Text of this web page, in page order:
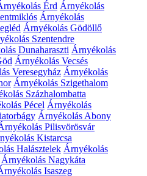
Érd Árnyékolás
Árnyékolás
Árnyékolás Gödöllő
Szentendre
Dunaharaszti Árnyékolás
Árnyékolás Vecsés
Veresegyház Árnyékolás
Árnyékolás Szigethalom
Százhalombatta
Pécel Árnyékolás
Árnyékolás Abony
Pilisvörösvár
Kistarcsa
Halásztelek Árnyékolás
Árnyékolás Nagykáta
Isaszeg